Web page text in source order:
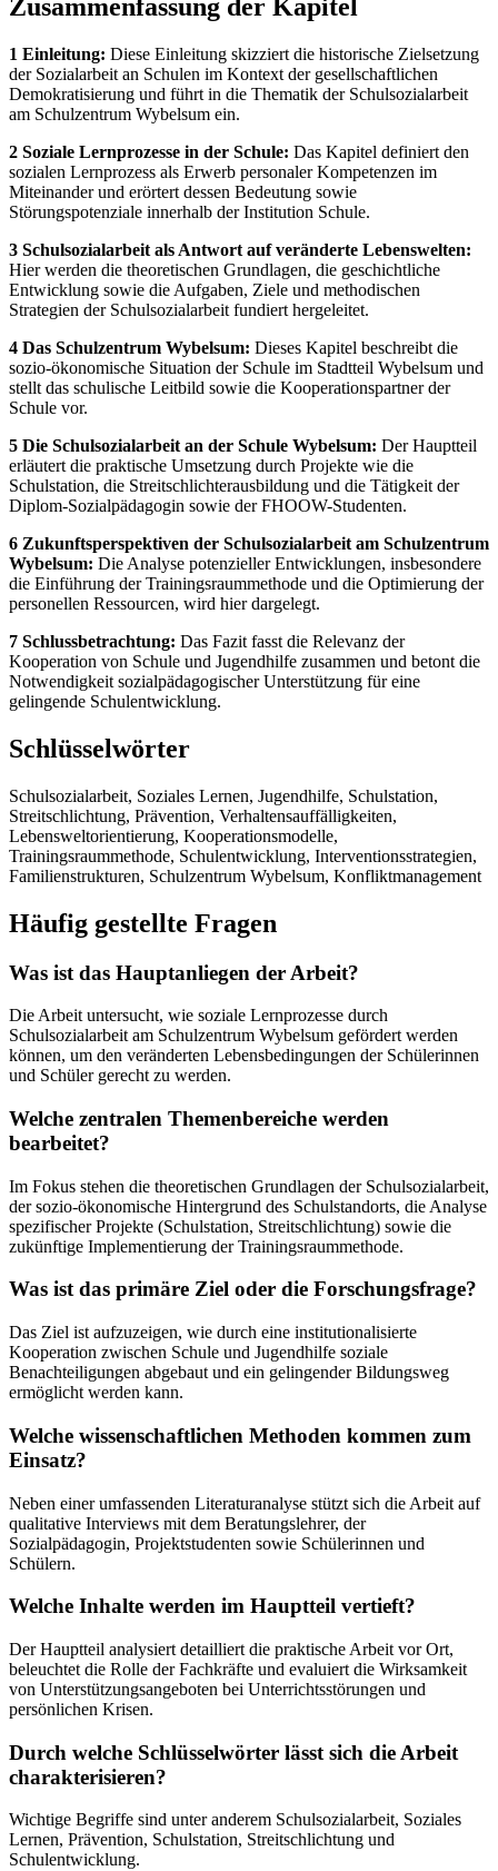
Zusammenfassung der Kapitel
1 Einleitung: Diese Einleitung skizziert die historische Zielsetzung
der Sozialarbeit an Schulen im Kontext der gesellschaftlichen
Demokratisierung und führt in die Thematik der Schulsozialarbeit
am Schulzentrum Wybelsum ein.
2 Soziale Lernprozesse in der Schule: Das Kapitel definiert den
sozialen Lernprozess als Erwerb personaler Kompetenzen im
Miteinander und erörtert dessen Bedeutung sowie
Störungspotenziale innerhalb der Institution Schule.
3 Schulsozialarbeit als Antwort auf veränderte Lebenswelten:
Hier werden die theoretischen Grundlagen, die geschichtliche
Entwicklung sowie die Aufgaben, Ziele und methodischen
Strategien der Schulsozialarbeit fundiert hergeleitet.
4 Das Schulzentrum Wybelsum: Dieses Kapitel beschreibt die
sozio-ökonomische Situation der Schule im Stadtteil Wybelsum und
stellt das schulische Leitbild sowie die Kooperationspartner der
Schule vor.
5 Die Schulsozialarbeit an der Schule Wybelsum: Der Hauptteil
erläutert die praktische Umsetzung durch Projekte wie die
Schulstation, die Streitschlichterausbildung und die Tätigkeit der
Diplom-Sozialpädagogin sowie der FHOOW-Studenten.
6 Zukunftsperspektiven der Schulsozialarbeit am Schulzentrum
Wybelsum: Die Analyse potenzieller Entwicklungen, insbesondere
die Einführung der Trainingsraummethode und die Optimierung der
personellen Ressourcen, wird hier dargelegt.
7 Schlussbetrachtung: Das Fazit fasst die Relevanz der
Kooperation von Schule und Jugendhilfe zusammen und betont die
Notwendigkeit sozialpädagogischer Unterstützung für eine
gelingende Schulentwicklung.
Schlüsselwörter
Schulsozialarbeit, Soziales Lernen, Jugendhilfe, Schulstation,
Streitschlichtung, Prävention, Verhaltensauffälligkeiten,
Lebensweltorientierung, Kooperationsmodelle,
Trainingsraummethode, Schulentwicklung, Interventionsstrategien,
Familienstrukturen, Schulzentrum Wybelsum, Konfliktmanagement
Häufig gestellte Fragen
Was ist das Hauptanliegen der Arbeit?
Die Arbeit untersucht, wie soziale Lernprozesse durch
Schulsozialarbeit am Schulzentrum Wybelsum gefördert werden
können, um den veränderten Lebensbedingungen der Schülerinnen
und Schüler gerecht zu werden.
Welche zentralen Themenbereiche werden
bearbeitet?
Im Fokus stehen die theoretischen Grundlagen der Schulsozialarbeit,
der sozio-ökonomische Hintergrund des Schulstandorts, die Analyse
spezifischer Projekte (Schulstation, Streitschlichtung) sowie die
zukünftige Implementierung der Trainingsraummethode.
Was ist das primäre Ziel oder die Forschungsfrage?
Das Ziel ist aufzuzeigen, wie durch eine institutionalisierte
Kooperation zwischen Schule und Jugendhilfe soziale
Benachteiligungen abgebaut und ein gelingender Bildungsweg
ermöglicht werden kann.
Welche wissenschaftlichen Methoden kommen zum
Einsatz?
Neben einer umfassenden Literaturanalyse stützt sich die Arbeit auf
qualitative Interviews mit dem Beratungslehrer, der
Sozialpädagogin, Projektstudenten sowie Schülerinnen und
Schülern.
Welche Inhalte werden im Hauptteil vertieft?
Der Hauptteil analysiert detailliert die praktische Arbeit vor Ort,
beleuchtet die Rolle der Fachkräfte und evaluiert die Wirksamkeit
von Unterstützungsangeboten bei Unterrichtsstörungen und
persönlichen Krisen.
Durch welche Schlüsselwörter lässt sich die Arbeit
charakterisieren?
Wichtige Begriffe sind unter anderem Schulsozialarbeit, Soziales
Lernen, Prävention, Schulstation, Streitschlichtung und
Schulentwicklung.